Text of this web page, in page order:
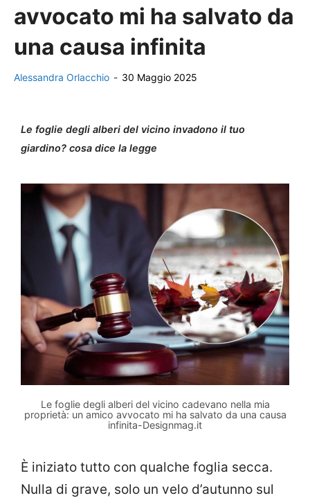
avvocato mi ha salvato da
una causa infinita
Alessandra Orlacchio - 30 Maggio 2025
Le foglie degli alberi del vicino invadono il tuo
giardino? cosa dice la legge
Le foglie degli alberi del vicino cadevano nella mia
proprietà: un amico avvocato mi ha salvato da una causa
infinita-Designmag.it
È iniziato tutto con qualche foglia secca.
Nulla di grave, solo un velo d’autunno sul